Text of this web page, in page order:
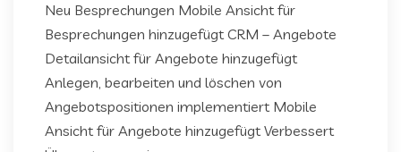
Neu Besprechungen Mobile Ansicht für
Besprechungen hinzugefügt CRM – Angebote
Detailansicht für Angebote hinzugefügt
Anlegen, bearbeiten und löschen von
Angebotspositionen implementiert Mobile
Ansicht für Angebote hinzugefügt Verbessert